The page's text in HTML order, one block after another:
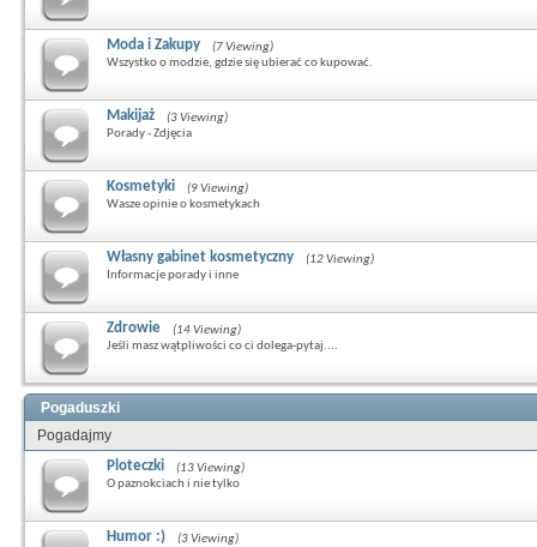
Moda i Zakupy
(7 Viewing)
Wszystko o modzie, gdzie się ubierać co kupować.
Makijaż
(3 Viewing)
Porady - Zdjęcia
Kosmetyki
(9 Viewing)
Wasze opinie o kosmetykach
Własny gabinet kosmetyczny
(12 Viewing)
Informacje porady i inne
Zdrowie
(14 Viewing)
Jeśli masz wątpliwości co ci dolega-pytaj....
Pogaduszki
Pogadajmy
Ploteczki
(13 Viewing)
O paznokciach i nie tylko
Humor :)
(3 Viewing)